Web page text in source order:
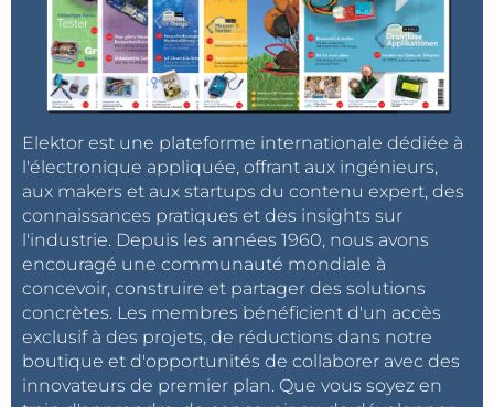
Elektor est une plateforme internationale dédiée à
l'électronique appliquée, offrant aux ingénieurs,
aux makers et aux startups du contenu expert, des
connaissances pratiques et des insights sur
l'industrie. Depuis les années 1960, nous avons
encouragé une communauté mondiale à
concevoir, construire et partager des solutions
concrètes. Les membres bénéficient d'un accès
exclusif à des projets, de réductions dans notre
boutique et d'opportunités de collaborer avec des
innovateurs de premier plan. Que vous soyez en